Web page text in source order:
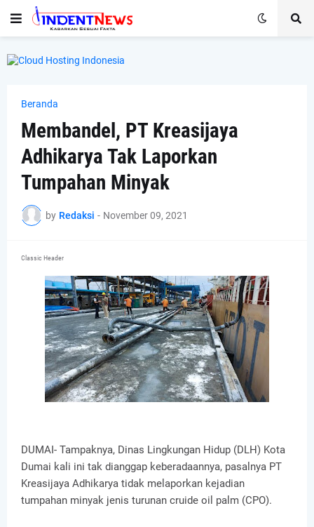
Beranda
Membandel, PT Kreasijaya
Adhikarya Tak Laporkan
Tumpahan Minyak
by Redaksi - November 09, 2021
Classic Header
DUMAI- Tampaknya, Dinas Lingkungan Hidup (DLH) Kota
Dumai kali ini tak dianggap keberadaannya, pasalnya PT
Kreasijaya Adhikarya tidak melaporkan kejadian
tumpahan minyak jenis turunan cruide oil palm (CPO).